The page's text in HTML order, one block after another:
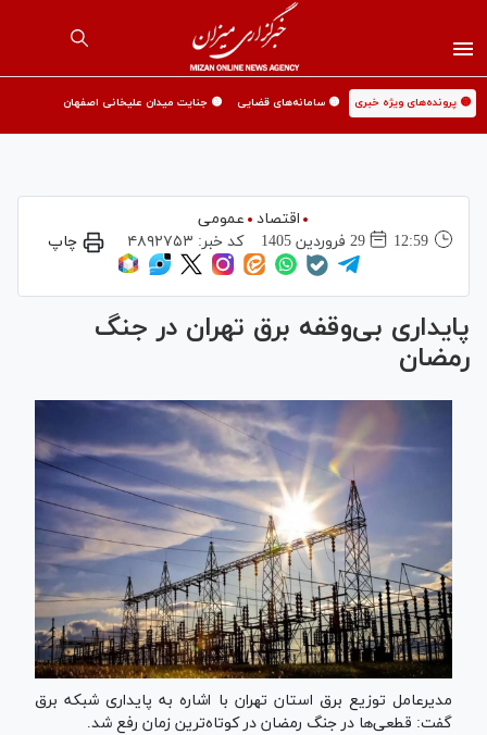
🟡 پرونده‌های ویژه خبری 🟡 سامانه‌های قضایی 🟡 جنایت میدان علیخانی اصفهان
اقتصاد
عمومی
12:59
29 فروردين 1405 کد خبر: ۴۸۹۲۷۵۳ چاپ
پایداری بی‌وقفه برق تهران در جنگ
رمضان
مدیرعامل توزیع برق استان تهران با اشاره به پایداری شبکه برق
گفت: قطعی‌ها در جنگ رمضان در کوتاه‌ترین زمان رفع شد.